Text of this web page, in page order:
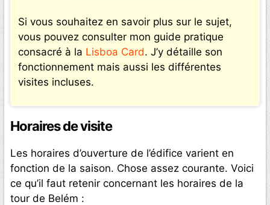
Si vous souhaitez en savoir plus sur le sujet,
vous pouvez consulter mon guide pratique
consacré à la Lisboa Card. J’y détaille son
fonctionnement mais aussi les différentes
visites incluses.
Horaires de visite
Les horaires d’ouverture de l’édifice varient en
fonction de la saison. Chose assez courante. Voici
ce qu’il faut retenir concernant les horaires de la
tour de Belém :